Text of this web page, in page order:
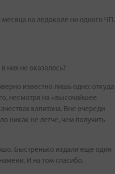
на ледоколе ни одного ЧП.
них не оказалось?
известно лишь одно: откуда
несмотря на «высочайшее
капитана. Вне очереди
никак не легче, чем получить
Быстренько издали еще один
И на том спасибо.